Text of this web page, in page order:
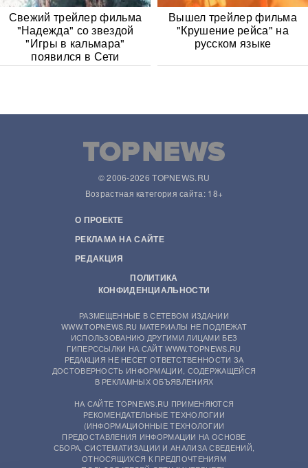
Свежий трейлер фильма
"Надежда" со звездой
"Игры в кальмара"
появился в Сети
Вышел трейлер фильма
"Крушение рейса" на
русском языке
© 2006-2026 TOPNEWS.RU
Возрастная категория сайта: 18+
О ПРОЕКТЕ
РЕКЛАМА НА САЙТЕ
РЕДАКЦИЯ
ПОЛИТИКА
КОНФИДЕНЦИАЛЬНОСТИ
РАЗМЕЩЕННЫЕ В СЕТЕВОМ ИЗДАНИИ
WWW.TOPNEWS.RU МАТЕРИАЛЫ НЕ ПОДЛЕЖАТ
ИСПОЛЬЗОВАНИЮ ДРУГИМИ ЛИЦАМИ БЕЗ
ГИПЕРССЫЛКИ НА САЙТ WWW.TOPNEWS.RU
РЕДАКЦИЯ НЕ НЕСЕТ ОТВЕТСТВЕННОСТИ ЗА
ДОСТОВЕРНОСТЬ ИНФОРМАЦИИ, СОДЕРЖАЩЕЙСЯ
В РЕКЛАМНЫХ ОБЪЯВЛЕНИЯХ
НА САЙТЕ TOPNEWS.RU ПРИМЕНЯЮТСЯ
РЕКОМЕНДАТЕЛЬНЫЕ ТЕХНОЛОГИИ
(ИНФОРМАЦИОННЫЕ ТЕХНОЛОГИИ
ПРЕДОСТАВЛЕНИЯ ИНФОРМАЦИИ НА ОСНОВЕ
СБОРА, СИСТЕМАТИЗАЦИИ И АНАЛИЗА СВЕДЕНИЙ,
ОТНОСЯЩИХСЯ К ПРЕДПОЧТЕНИЯМ